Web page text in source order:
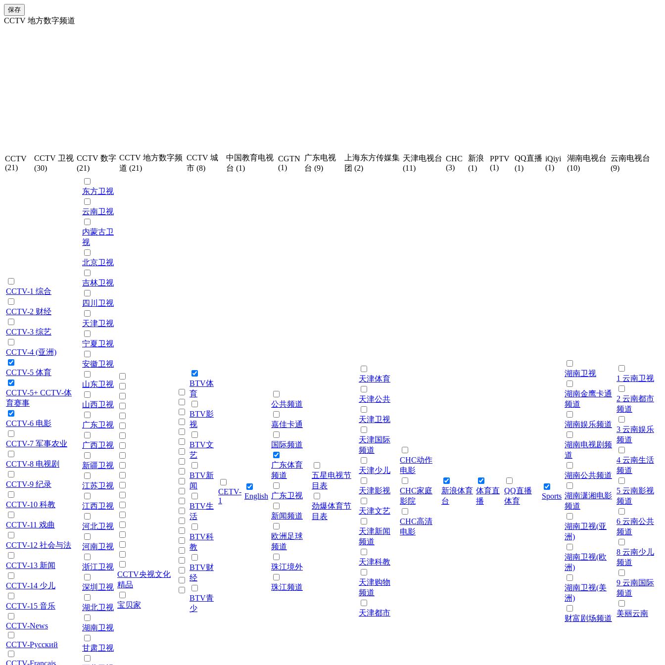
保存
CCTV 地方数字频道
CCTV
(21)
CCTV 卫视
(30)
CCTV 数字
(21)
CCTV 地方数字频
道 (21)
CCTV 城
市 (8)
中国教育电视
台 (1)
CGTN
(1)
广东电视
台 (9)
上海东方传媒集
团 (2)
天津电视台
(11)
CHC
(3)
新浪
(1)
PPTV
(1)
QQ直播
(1)
iQiyi
(1)
湖南电视台
(10)
云南电视台
(9)
CCTV-1 综合
CCTV-2 财经
CCTV-3 综艺
CCTV-4 (亚洲)
CCTV-5 体育
CCTV-5+ CCTV-体
育赛事
CCTV-6 电影
CCTV-7 军事农业
CCTV-8 电视剧
CCTV-9 纪录
CCTV-10 科教
CCTV-11 戏曲
CCTV-12 社会与法
CCTV-13 新闻
CCTV-14 少儿
CCTV-15 音乐
CCTV-News
CCTV-Русский
CCTV-Français
东方卫视
云南卫视
内蒙古卫
视
北京卫视
吉林卫视
四川卫视
天津卫视
宁夏卫视
安徽卫视
山东卫视
山西卫视
广东卫视
广西卫视
新疆卫视
江苏卫视
江西卫视
河北卫视
河南卫视
浙江卫视
深圳卫视
湖北卫视
湖南卫视
甘肃卫视
CCTV央视文化
精品
宝贝家
BTV体
育
BTV影
视
BTV文
艺
BTV新
闻
BTV生
活
BTV科
教
BTV财
经
BTV青
少
CETV-
1
English
公共频道
嘉佳卡通
国际频道
广东体育
频道
广东卫视
新闻频道
欧洲足球
频道
珠江境外
珠江频道
五星电视节
目表
劲爆体育节
目表
天津体育
天津公共
天津卫视
天津国际
频道
天津少儿
天津影视
天津文艺
天津新闻
频道
天津科教
天津购物
频道
天津都市
CHC动作
电影
CHC家庭
影院
CHC高清
电影
新浪体育
台
体育直
播
QQ直播
体育
Sports
湖南卫视
湖南金鹰卡通
频道
湖南娱乐频道
湖南电视剧频
道
湖南公共频道
湖南潇湘电影
频道
湖南卫视(亚
洲)
湖南卫视(欧
洲)
湖南卫视(美
洲)
财富剧场频道
1 云南卫视
2 云南都市
频道
3 云南娱乐
频道
4 云南生活
频道
5 云南影视
频道
6 云南公共
频道
8 云南少儿
频道
9 云南国际
频道
美丽云南